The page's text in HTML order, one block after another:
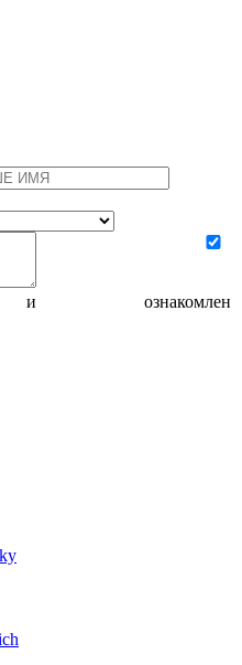
и
ознакомлен